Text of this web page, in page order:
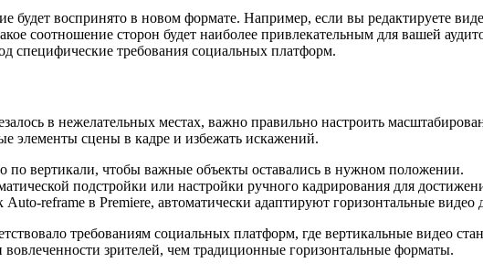
будет воспринято в новом формате. Например, если вы редактируете
соотношение сторон будет наиболее привлекательным для вашей
специфические требования социальных платформ.
в нежелательных местах, важно правильно настроить
элементы сцены в кадре и избежать искажений.
по вертикали, чтобы важные объекты оставались в нужном положении.
подстройки или настройки ручного кадрирования для
reframe в Premiere, автоматически адаптируют горизонтальные
требованиям социальных платформ, где вертикальные видео
зрителей, чем традиционные горизонтальные форматы.